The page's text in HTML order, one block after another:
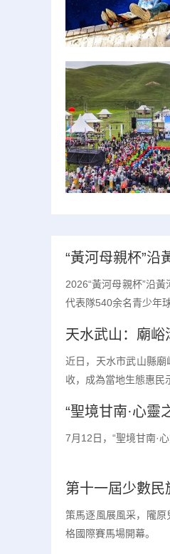
“黃河母親杯”沿
2026“黃河母親杯”沿
代表隊540余名青少年
天水武山：廟
近日，天水市武山縣
收，成為當地生態惠民
“聖境甘南·心靈
7月12日，“聖境甘南·
第十一屆少數
策馬逐風展風采，隴
格國際賽馬場開幕。